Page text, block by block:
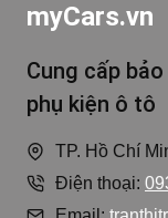
myCars.vn
Cung cấp
phụ kiện ô tô
TP. Hồ Chí
Điện thoại: